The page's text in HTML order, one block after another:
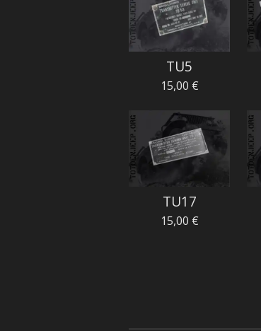
TU5
15,00 €
TU17
15,00 €